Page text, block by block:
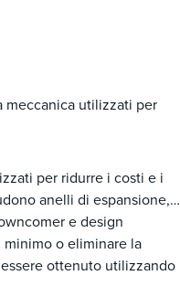
meccanica utilizzati per
per ridurre i costi e i
anelli di espansione,
e design
o eliminare la
ottenuto utilizzando